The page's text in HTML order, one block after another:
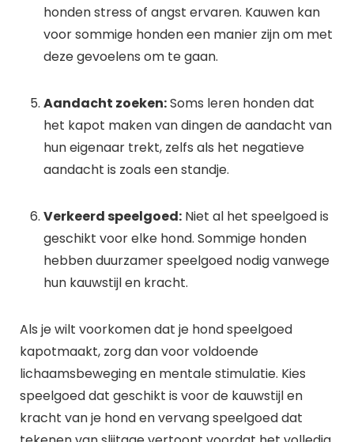
honden stress of angst ervaren. Kauwen kan
voor sommige honden een manier zijn om met
deze gevoelens om te gaan.
Aandacht zoeken:Soms leren honden dat
het kapot maken van dingen de aandacht van
hun eigenaar trekt, zelfs als het negatieve
aandacht is zoals een standje.
Verkeerd speelgoed: Niet al het speelgoed is
geschikt voor elke hond. Sommige honden
hebben duurzamer speelgoed nodig vanwege
hun kauwstijl en kracht.
Als je wilt voorkomen dat je hond speelgoed
kapotmaakt, zorg dan voor voldoende
lichaamsbeweging en mentale stimulatie. Kies
speelgoed dat geschikt is voor de kauwstijl en
kracht van je hond en vervang speelgoed dat